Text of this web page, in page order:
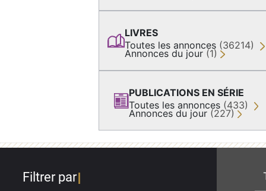
LIVRES
Toutes les annonces (36214)
Annonces du jour (1)
PUBLICATIONS EN SÉRIE
Toutes les annonces (433)
Annonces du jour (227)
Filtrer par